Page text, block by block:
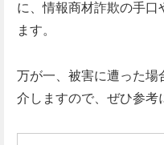
に、情報商材詐欺の手口
ます。
万が一、被害に遭った場
介しますので、ぜひ参考